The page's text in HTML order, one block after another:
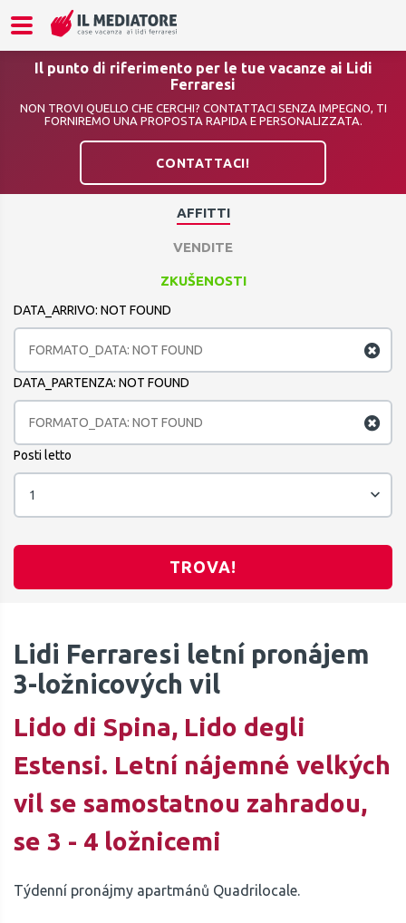
Il punto di riferimento per le tue vacanze ai Lidi
Ferraresi
NON TROVI QUELLO CHE CERCHI? CONTATTACI SENZA IMPEGNO, TI
FORNIREMO UNA PROPOSTA RAPIDA E PERSONALIZZATA.
CONTATTACI!
AFFITTI
VENDITE
ZKUŠENOSTI
DATA_ARRIVO: NOT FOUND
DATA_PARTENZA: NOT FOUND
Posti letto
1
TROVA!
Lidi Ferraresi letní pronájem
3-ložnicových vil
Lido di Spina, Lido degli
Estensi. Letní nájemné velkých
vil se samostatnou zahradou,
se 3 - 4 ložnicemi
Týdenní pronájmy apartmánů Quadrilocale.